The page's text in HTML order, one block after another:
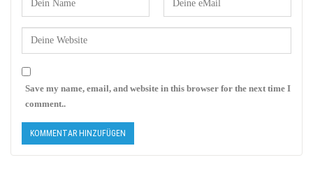
Save my name, email, and website in this browser for the next time I
comment..